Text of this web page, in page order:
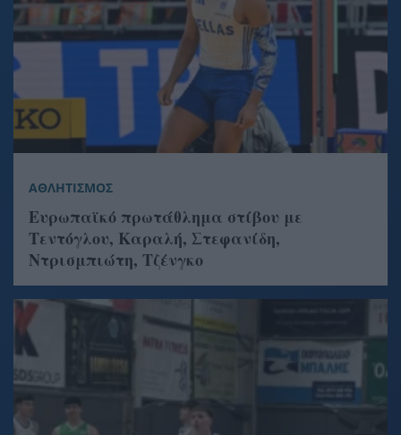
ΑΘΛΗΤΙΣΜΟΣ
Ευρωπαϊκό πρωτάθλημα στίβου με
Τεντόγλου, Καραλή, Στεφανίδη,
Ντρισμπιώτη, Τζένγκο